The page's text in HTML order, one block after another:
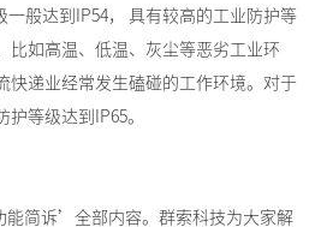
一般达到IP54， 具有较高的工业防护等
比如高温、低温、灰尘等恶劣工业环
快递业经常发生磕碰的工作环境。对于
等级达到IP65。
能简诉’全部内容。群索科技为大家解